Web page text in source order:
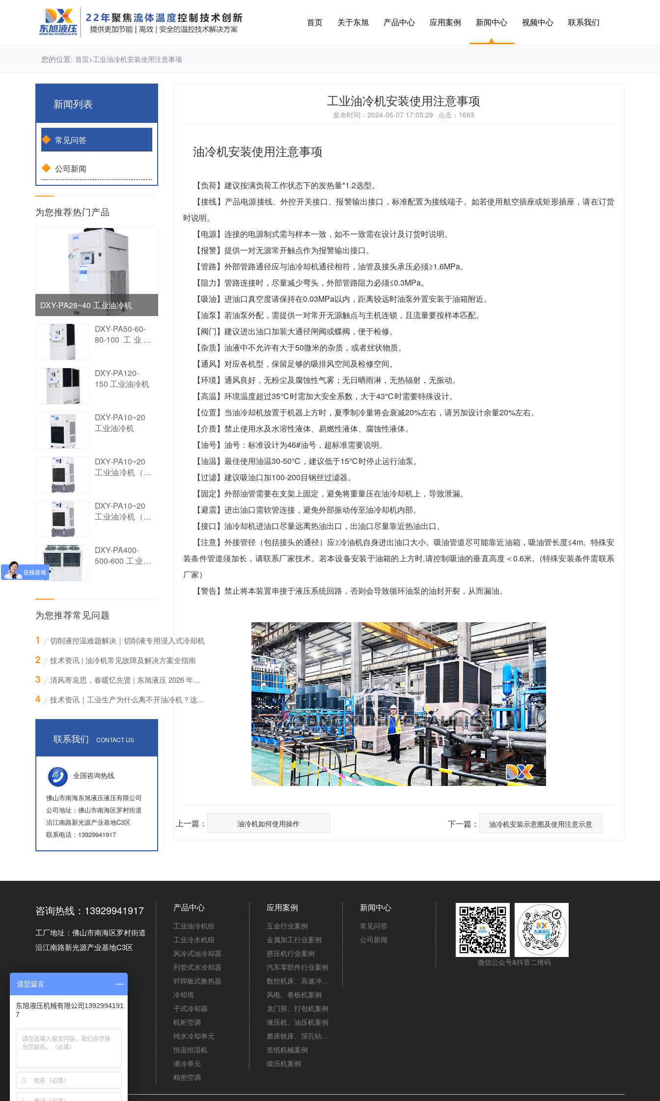
首页 关于东旭 产品中心 应用案例 新闻中心 视频中心 联系我们
您的位置: 首页>工业油冷机安装使用注意事项
新闻列表
◆ 常见问答
◆ 公司新闻
为您推荐热门产品
DXY-PA28~40 工业油冷机
DXY-PA50-60-
80-100 工业油
DXY-PA120-
150 工业油冷机
DXY-PA10~20
工业油冷机
DXY-PA10~20
工业油冷机（带
DXY-PA10~20
工业油冷机（带
DXY-PA400-
500-600 工业油
为您推荐常见问题
切削液控温难题解决｜切削液专用浸入式冷却机
技术资讯 | 油冷机常见故障及解决方案全指南
清风寄哀思，春暖忆先贤 | 东旭液压 2026 年清明节放假通知
技术资讯｜工业生产为什么离不开油冷机？这些“降温刚需”场景你必须知道
联系我们 CONTACT US
全国咨询热线
佛山市南海东旭液压液压有限公司
公司地址：佛山市南海区罗村街道
沿江南路新光源产业基地C3区
联系电话：13929941917
工业油冷机安装使用注意事项
发布时间：2024-06-07 17:05:29 点击：1663
油冷机安装使用注意事项
【负荷】建议按满负荷工作状态下的发热量*1.2选型。
【接线】产品电源接线、外控开关接口、报警输出接口，标准配置为接线端子。如若使用航空插座或矩形插座，请在订货
时说明。
【电源】连接的电源制式需与样本一致，如不一致需在设计及订货时说明。
【报警】提供一对无源常开触点作为报警输出接口。
【管路】外部管路通径应与油冷却机通径相符，油管及接头承压必须≥1.6MPa。
【阻力】管路连接时，尽量减少弯头，外部管路阻力必须≤0.3MPa。
【吸油】进油口真空度请保持在0.03MPa以内，距离较远时油泵外置安装于油箱附近。
【油泵】若油泵外配，需提供一对常开无源触点与主机连锁，且流量要按样本匹配。
【阀门】建议进出油口加装大通径闸阀或蝶阀，便于检修。
【杂质】油液中不允许有大于50微米的杂质，或者丝状物质。
【通风】对应各机型，保留足够的吸排风空间及检修空间。
【环境】通风良好，无粉尘及腐蚀性气雾；无日晒雨淋，无热辐射，无振动。
【高温】环境温度超过35℃时需加大安全系数，大于43℃时需要特殊设计。
【位置】当油冷却机放置于机器上方时，夏季制冷量将会衰减20%左右，请另加设计余量20%左右。
【介质】禁止使用水及水溶性液体、易燃性液体、腐蚀性液体。
【油号】油号：标准设计为46#油号，超标准需要说明。
【油温】最佳使用油温30-50℃，建议低于15℃时停止运行油泵。
【过滤】建议吸油口加100-200目钢丝过滤器。
【固定】外部油管需要在支架上固定，避免将重量压在油冷却机上，导致泄漏。
【避震】进出油口需软管连接，避免外部振动传至油冷却机内部。
【接口】油冷却机进油口尽量远离热油出口，出油口尽量靠近热油出口。
【注意】外接管径（包括接头的通径）应≥冷油机自身进出油口大小。吸油管道尽可能靠近油箱，吸油管长度≤4m。特殊安
装条件管道须加长，请联系厂家技术。若本设备安装于油箱的上方时,请控制吸油的垂直高度＜0.6米。(特殊安装条件需联系
厂家）
【警告】禁止将本装置串接于液压系统回路，否则会导致循环油泵的油封开裂，从而漏油。
上一篇： 油冷机如何使用操作 下一篇： 油冷机安装示意图及使用注意示意
咨询热线：13929941917
工厂地址：佛山市南海区罗村街道
沿江南路新光源产业基地C3区
产品中心
工业油冷机组
工业冷水机组
风冷式油冷却器
列管式水冷却器
钎焊板式换热器
冷却塔
干式冷却器
机柜空调
纯水冷却单元
恒温恒湿机
液冷单元
精密空调
应用案例
五金行业案例
金属加工行业案例
挤压机行业案例
汽车零部件行业案例
数控机床、高速冲床案例
风电、卷板机案例
龙门剪、打包机案例
液压机、油压机案例
磨床铣床、深孔钻案例
造纸机械案例
锻压机案例
新闻中心
常见问答
公司新闻
微信公众号&抖音二维码
请您留言
东旭液压机械有限公司1392994191
7